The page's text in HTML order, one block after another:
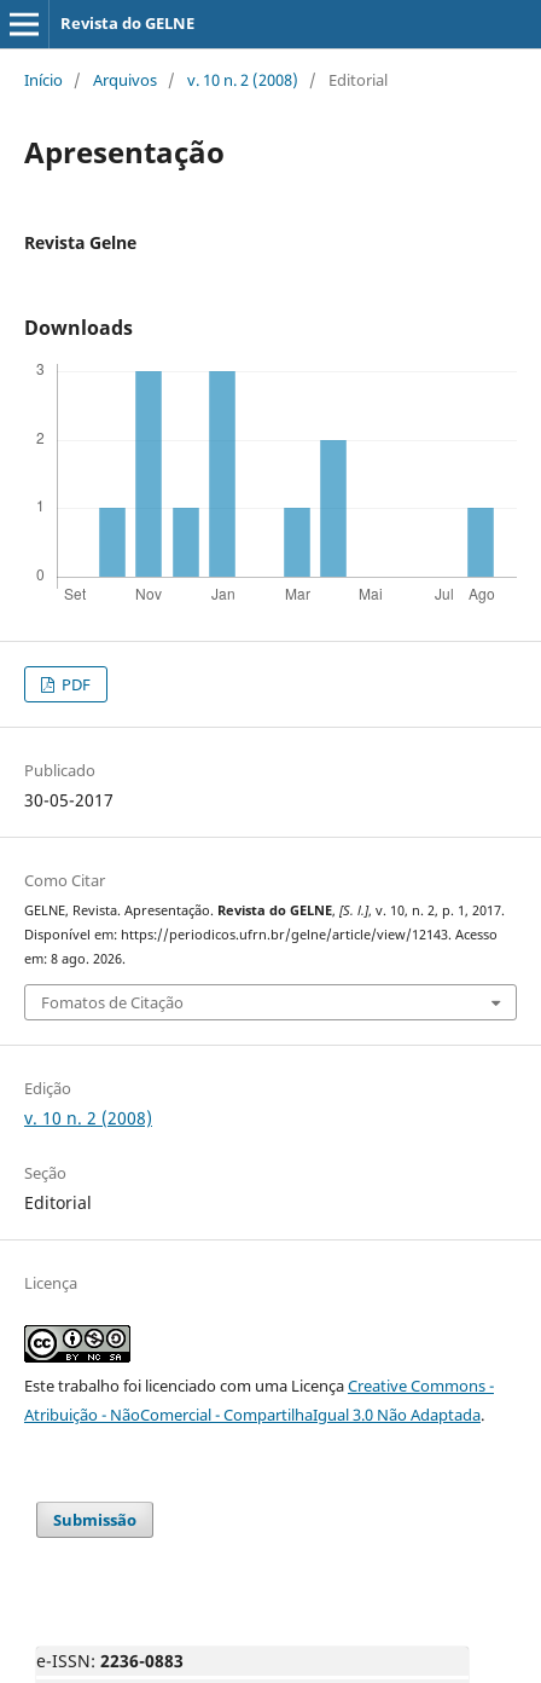
Revista do GELNE
Início / Arquivos / v. 10 n. 2 (2008) / Editorial
Apresentação
Revista Gelne
Downloads
PDF
Publicado
30-05-2017
Como Citar
GELNE, Revista. Apresentação. Revista do GELNE, [S. l.], v. 10, n. 2, p. 1, 2017.
Disponível em: https://periodicos.ufrn.br/gelne/article/view/12143. Acesso
em: 8 ago. 2026.
Fomatos de Citação
Edição
v. 10 n. 2 (2008)
Seção
Editorial
Licença
Este trabalho foi licenciado com uma LicençaCreative Commons -
Atribuição - NãoComercial - CompartilhaIgual 3.0 Não Adaptada.
Submissão
e-ISSN: 2236-0883